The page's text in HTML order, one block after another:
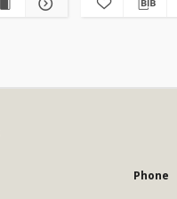
Phone